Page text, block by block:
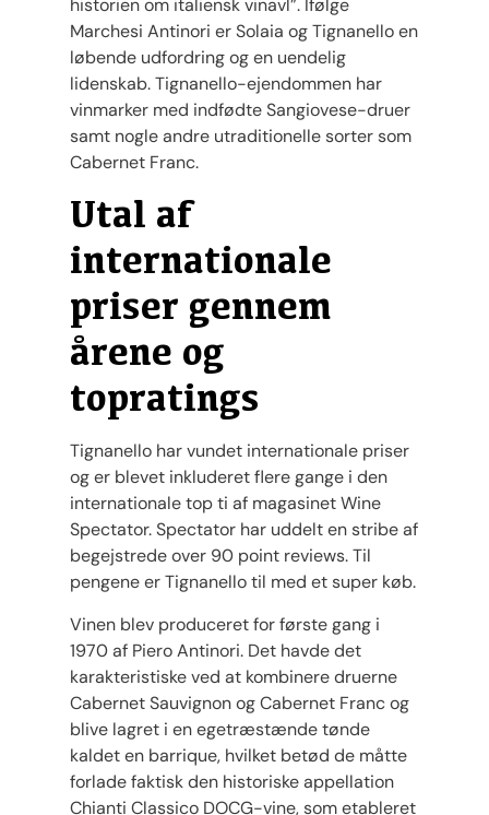
historien om italiensk vinavl”. Ifølge
Marchesi Antinori er Solaia og Tignanello en
løbende udfordring og en uendelig
lidenskab. Tignanello-ejendommen har
vinmarker med indfødte Sangiovese-druer
samt nogle andre utraditionelle sorter som
Cabernet Franc.
Utal af
internationale
priser gennem
årene og
topratings
Tignanello har vundet internationale priser
og er blevet inkluderet flere gange i den
internationale top ti af magasinet Wine
Spectator. Spectator har uddelt en stribe af
begejstrede over 90 point reviews. Til
pengene er Tignanello til med et super køb.
Vinen blev produceret for første gang i
1970 af Piero Antinori. Det havde det
karakteristiske ved at kombinere druerne
Cabernet Sauvignon og Cabernet Franc og
blive lagret i en egetræstænde tønde
kaldet en barrique, hvilket betød de måtte
forlade faktisk den historiske appellation
Chianti Classico DOCG-vine, som etableret